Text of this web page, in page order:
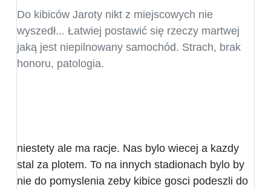
Do kibiców Jaroty nikt z miejscowych nie
wyszedł... Łatwiej postawić się rzeczy martwej
jaką jest niepilnowany samochód. Strach, brak
honoru, patologia.
niestety ale ma racje. Nas bylo wiecej a kazdy
stal za plotem. To na innych stadionach bylo by
nie do pomyslenia zeby kibice gosci podeszli do